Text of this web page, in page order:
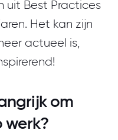
uit Best Practices
Het kan zijn
actueel is,
om
werk?